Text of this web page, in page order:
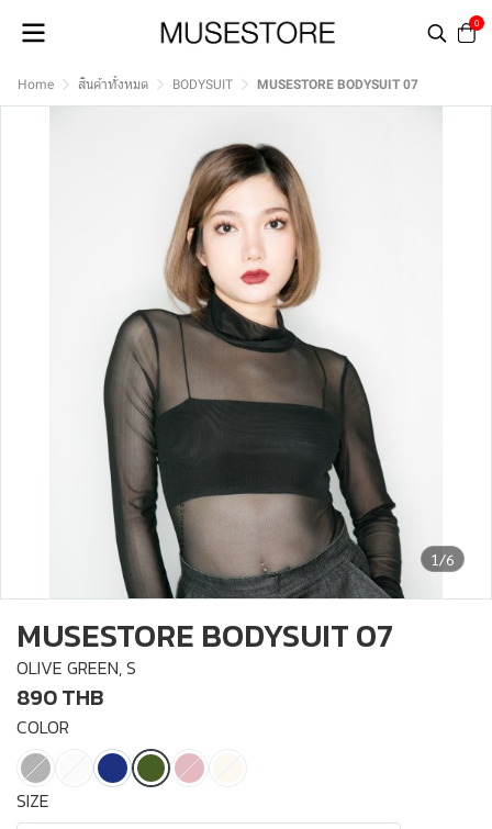
0
Home สินค้าทั้งหมด BODYSUIT MUSESTORE BODYSUIT 07
1/6
MUSESTORE BODYSUIT 07
OLIVE GREEN, S
890 THB
COLOR
SIZE